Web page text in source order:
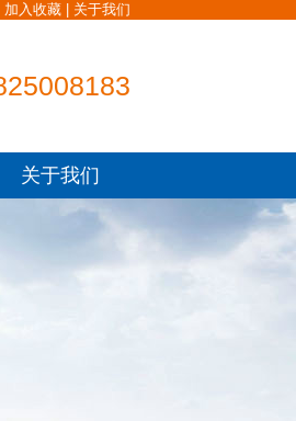
加入收藏 关于我们
关于我们